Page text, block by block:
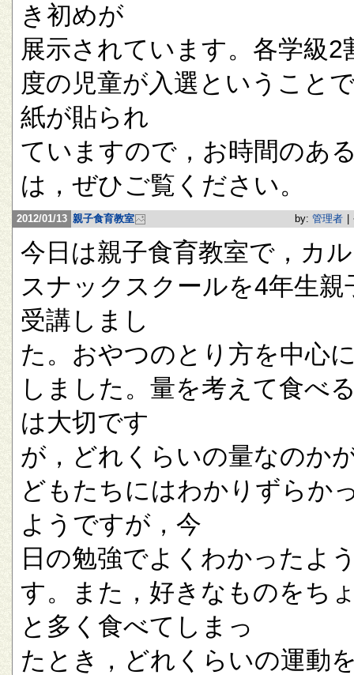
き初めが
展示されています。各学級2
度の児童が入選ということ
紙が貼られ
ていますので，お時間のあ
は，ぜひご覧ください。
2012/01/13 親子食育教室 by: 管理者
今日は親子食育教室で，カ
スナックスクールを4年生親
受講しまし
た。おやつのとり方を中心
しました。量を考えて食べ
は大切です
が，どれくらいの量なのか
どもたちにはわかりずらか
ようですが，今
日の勉強でよくわかったよ
す。また，好きなものをち
と多く食べてしまっ
たとき，どれくらいの運動